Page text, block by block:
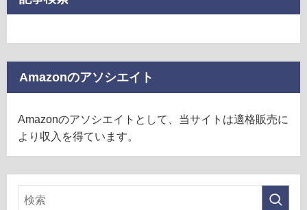
Amazonのアソシエイト
Amazonのアソシエイトとして、当サイトは適格販売に
より収入を得ています。